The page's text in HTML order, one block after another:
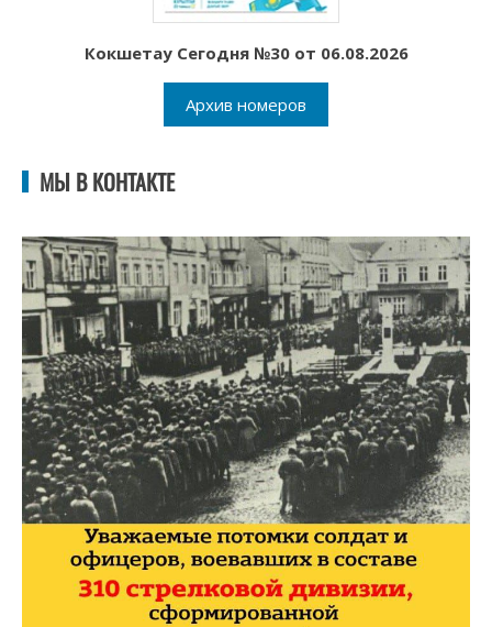
Кокшетау Сегодня №30 от 06.08.2026
Архив номеров
МЫ В КОНТАКТЕ